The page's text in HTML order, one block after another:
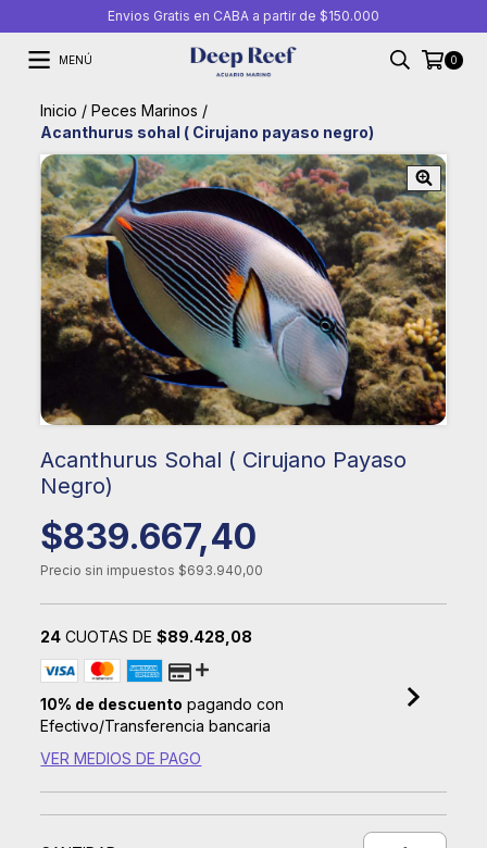
Envios Gratis en CABA a partir de $150.000
MENÚ 0
Inicio / Peces Marinos /
Acanthurus sohal ( Cirujano payaso negro)
Acanthurus Sohal ( Cirujano Payaso
Negro)
$839.667,40
Precio sin impuestos $693.940,00
24 CUOTAS DE$89.428,08
10% de descuento pagando con
Efectivo/Transferencia bancaria
VER MEDIOS DE PAGO